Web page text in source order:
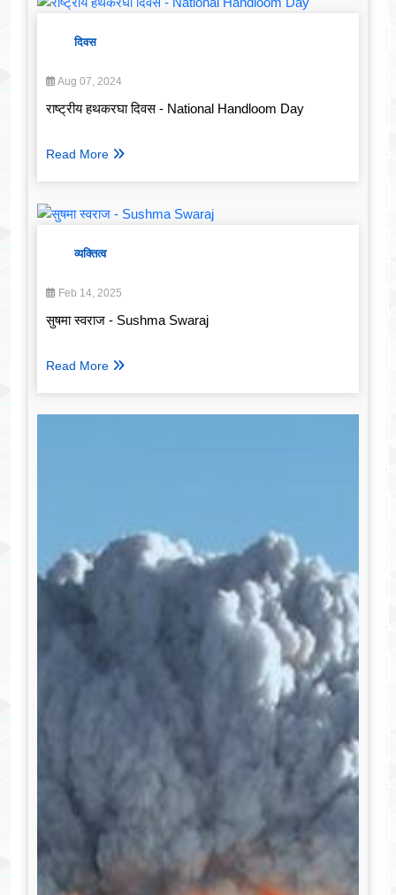
दिवस
Aug 07, 2024
राष्ट्रीय हथकरघा दिवस - National Handloom Day
Read More
व्यक्तित्व
Feb 14, 2025
सुषमा स्वराज - Sushma Swaraj
Read More